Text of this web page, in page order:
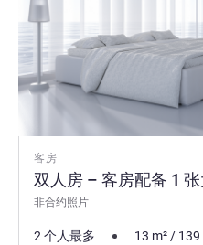
客房
双人房 – 客房配备 1
非合约照片
2 个人最多 13 m²/ 139